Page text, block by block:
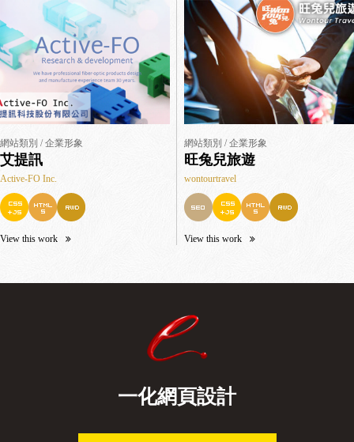
網站類別 / 企業形象
艾提訊
Active-FO Inc.
View this work
網站類別 / 企業形象
旺兔兒旅遊
wontourtravel
View this work
一化網頁設計